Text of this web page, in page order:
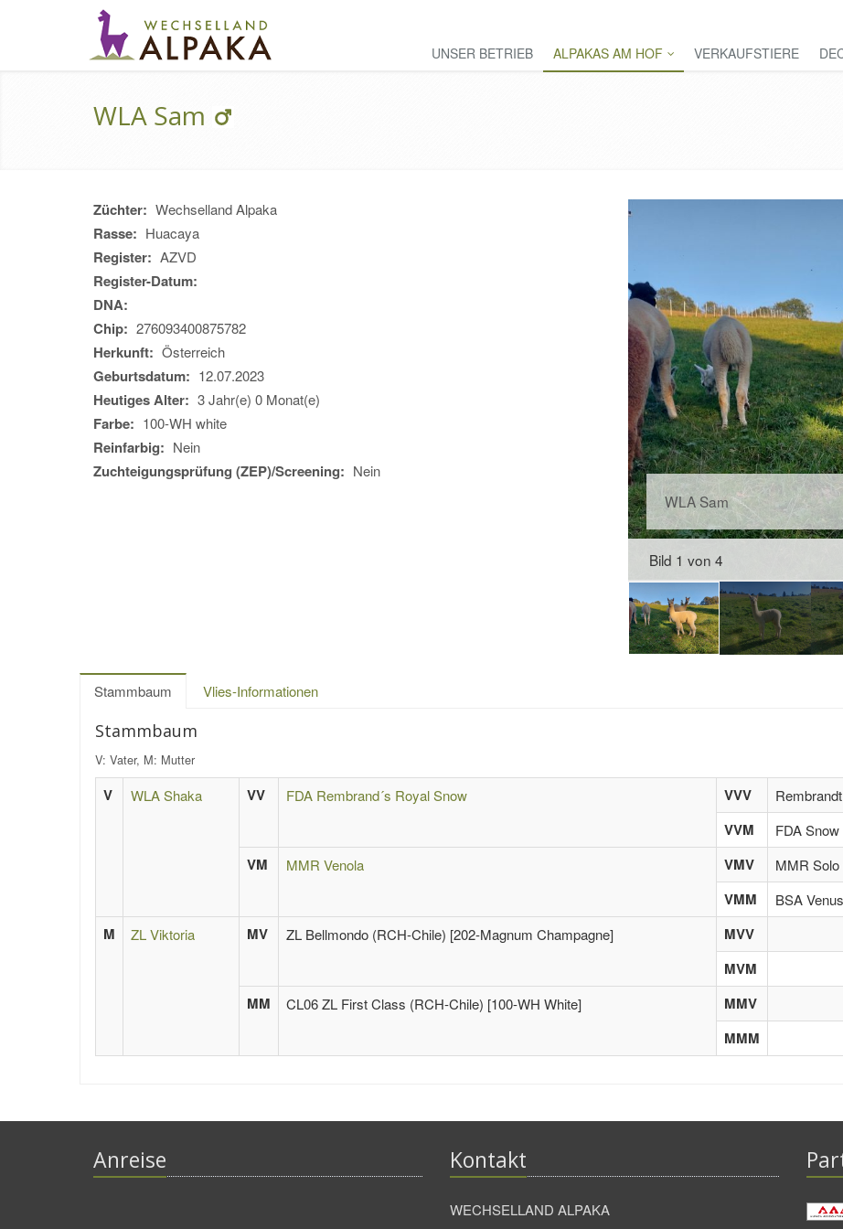
UNSER BETRIEB ALPAKAS AM HOF VERKAUFSTIERE
WLA Sam
Züchter: Wechselland Alpaka
Rasse: Huacaya
Register: AZVD
Register-Datum:
DNA:
Chip: 276093400875782
Herkunft: Österreich
Geburtsdatum: 12.07.2023
Heutiges Alter: 3 Jahr(e) 0 Monat(e)
Farbe: 100-WH white
Reinfarbig: Nein
Zuchteigungsprüfung (ZEP)/Screening: Nein
WLA Sam
Bild 1 von 4
Stammbaum Vlies-Informationen
Stammbaum
V: Vater, M: Mutter
V WLA Shaka VV FDA Rembrand´s Royal Snow VVV
VVM FDA
VM MMR Venola VMV MMR
VMM BSA
M ZL Viktoria MV ZL Bellmondo (RCH-Chile) [202-Magnum Champagne]
MVV
MVM
MM
CL06 ZL First Class (RCH-Chile) [100-WH White]
MMV
MMM
Anreise Kontakt
WECHSELLAND ALPAKA